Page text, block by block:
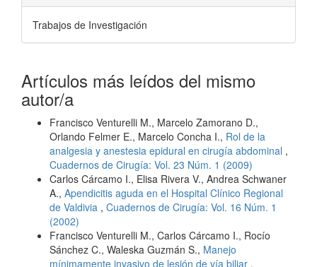
Trabajos de Investigación
Artículos más leídos del mismo
autor/a
Francisco Venturelli M., Marcelo Zamorano D.,
Orlando Felmer E., Marcelo Concha I., Rol de la
analgesia y anestesia epidural en cirugía abdominal ,
Cuadernos de Cirugía: Vol. 23 Núm. 1 (2009)
Carlos Cárcamo I., Elisa Rivera V., Andrea Schwaner
A., Apendicitis aguda en el Hospital Clínico Regional
de Valdivia , Cuadernos de Cirugía: Vol. 16 Núm. 1
(2002)
Francisco Venturelli M., Carlos Cárcamo I., Rocío
Sánchez C., Waleska Guzmán S., Manejo
mínimamente invasivo de lesión de vía biliar ,